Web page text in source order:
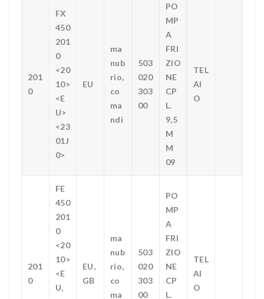
201
0
FX
450
201
0
<20
10>
<E
U>
<23
01J
0>
EU
ma
nub
rio,
co
ma
ndi
503
020
303
00
PO
MP
A
FRI
ZIO
NE
CP
L.
9,5
M
M
09
TEL
AI
O
201
0
FE
450
201
0
<20
10>
<E
U,
EU,
GB
ma
nub
rio,
co
ma
503
020
303
00
PO
MP
A
FRI
ZIO
NE
CP
L.
TEL
AI
O